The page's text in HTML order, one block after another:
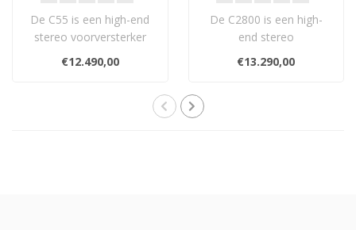
De C55 is een high-end
stereo voorversterker
16 ingangen..
€12.490,00
De C2800 is een high-
end stereo
vacuümbuizen,
€13.290,00